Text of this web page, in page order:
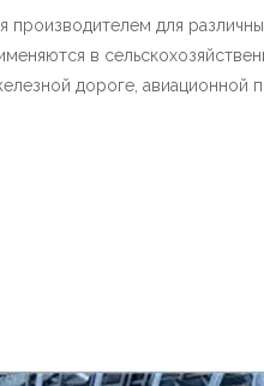
производителем для
в
дороге, авиационной